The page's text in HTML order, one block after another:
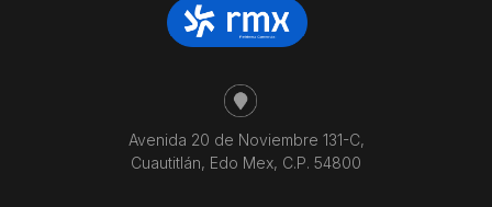
Avenida 20 de Noviembre 131-C,
Cuautitlán, Edo Mex, C.P. 54800